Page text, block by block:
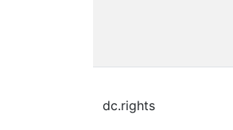
dc.rights